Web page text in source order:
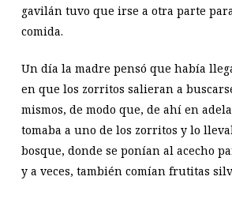
gavilán tuvo que irse a otra parte
comida.
Un día la madre pensó que había
en que los zorritos salieran a
mismos, de modo que, de ahí en
tomaba a uno de los zorritos y lo
bosque, donde se ponían al acecho
y a veces, también comían frutitas